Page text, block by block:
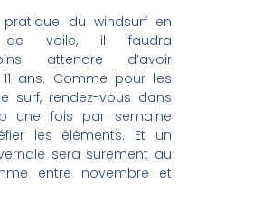
du windsurf en
de voile, il faudra
attendre d’avoir
ans. Comme pour les
surf, rendez-vous dans
une fois par semaine
les éléments. Et un
sera surement au
entre novembre et